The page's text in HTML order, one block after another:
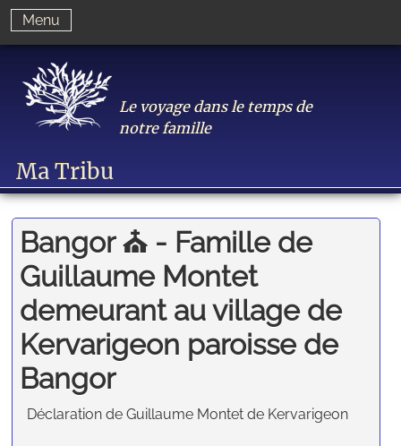
Ma Tribu
Le voyage dans le temps de
notre famille
Menu
Bangor ⛪️ - Famille de
Guillaume Montet
demeurant au village de
Kervarigeon paroisse de
Bangor
Déclaration de Guillaume Montet de Kervarigeon